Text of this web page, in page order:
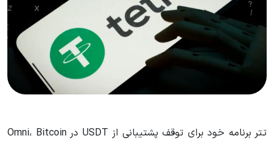
تتر برنامه خود برای توقف پشتیبانی از USDT در Omni، Bitcoin